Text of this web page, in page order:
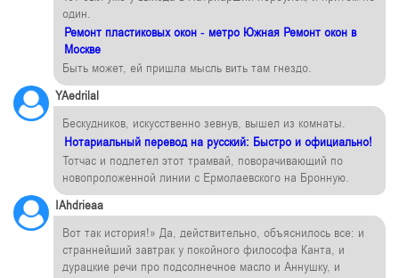
один.
Ремонт пластиковых окон - метро Южная Ремонт окон в
Москве
Быть может, ей пришла мысль вить там гнездо.
YAedrilal
Бескудников, искусственно зевнув, вышел из комнаты.
Нотариальный перевод на русский: Быстро и официально!
Тотчас и подлетел этот трамвай, поворачивающий по
новопроложенной линии с Ермолаевского на Бронную.
IAhdrieaa
Вот так история!» Да, действительно, объяснилось все: и
страннейший завтрак у покойного философа Канта, и
дурацкие речи про подсолнечное масло и Аннушку, и